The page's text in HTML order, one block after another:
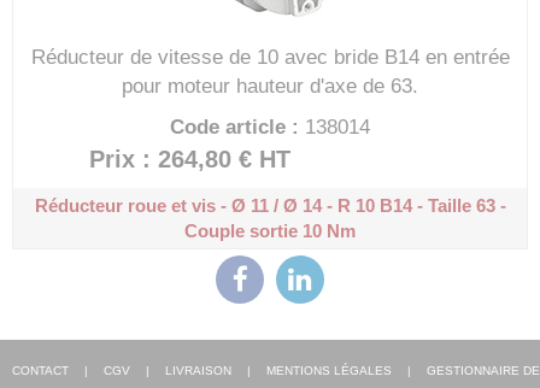
Réducteur de vitesse de 10 avec bride B14 en entrée
pour moteur hauteur d'axe de 63.
Code article : 138014
Prix : 264,80 € HT
Réducteur roue et vis - Ø 11 / Ø 14 - R 10B14 - Taille 63 -
Couple sortie 10 Nm
CONTACT | CGV | LIVRAISON | MENTIONS LÉGALES | GESTIONNAIRE DE